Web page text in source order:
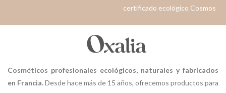
certificado ecológico Cosmos
Cosméticos profesionales ecológicos, naturales y fabricados
en Francia.Desde hace más de 15 años, ofrecemos productos para